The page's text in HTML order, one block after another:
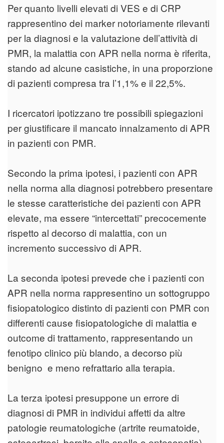
Per quanto livelli elevati di VES e di CRP
rappresentino dei marker notoriamente rilevanti
per la diagnosi e la valutazione dell’attività di
PMR, la malattia con APR nella norma è riferita,
stando ad alcune casistiche, in una proporzione
di pazienti compresa tra l’1,1% e il 22,5%.
I ricercatori ipotizzano tre possibili spiegazioni
per giustificare il mancato innalzamento di APR
in pazienti con PMR.
Secondo la prima ipotesi, i pazienti con APR
nella norma alla diagnosi potrebbero presentare
le stesse caratteristiche dei pazienti con APR
elevate, ma essere “intercettati” precocemente
rispetto al decorso di malattia, con un
incremento successivo di APR.
La seconda ipotesi prevede che i pazienti con
APR nella norma rappresentino un sottogruppo
fisiopatologico distinto di pazienti con PMR con
differenti cause fisiopatologiche di malattia e
outcome di trattamento, rappresentando un
fenotipo clinico più blando, a decorso più
benigno e meno refrattario alla terapia.
La terza ipotesi presuppone un errore di
diagnosi di PMR in individui affetti da altre
patologie reumatologiche (artrite reumatoide,